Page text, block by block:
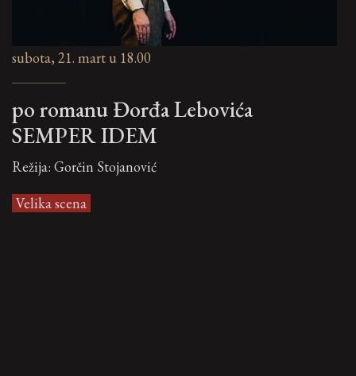
subota, 21. mart u 18.00
po romanu Đorđa Lebovića
SEMPER IDEM
Režija: Gorčin Stojanović
Velika scena